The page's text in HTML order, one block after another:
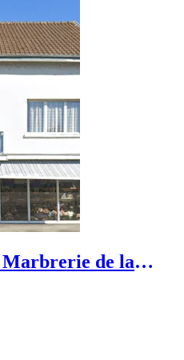
Marbrerie de la